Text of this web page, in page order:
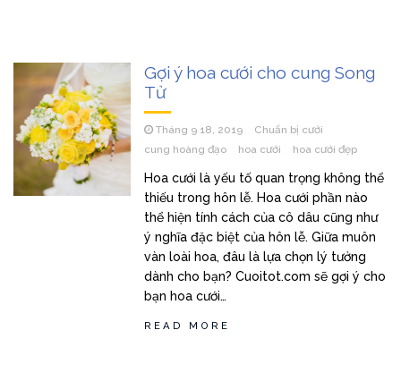
Gợi ý hoa cưới cho cung Song
Tử
Tháng 9 18, 2019
Chuẩn bị cưới
cung hoàng đạo
hoa cưới hoa cưới đẹp
Hoa cưới là yếu tố quan trọng không thể
thiếu trong hôn lễ. Hoa cưới phần nào
thể hiện tính cách của cô dâu cũng như
ý nghĩa đặc biệt của hôn lễ. Giữa muôn
vàn loài hoa, đâu là lựa chọn lý tưởng
dành cho bạn? Cuoitot.com sẽ gợi ý cho
bạn hoa cưới…
READ MORE